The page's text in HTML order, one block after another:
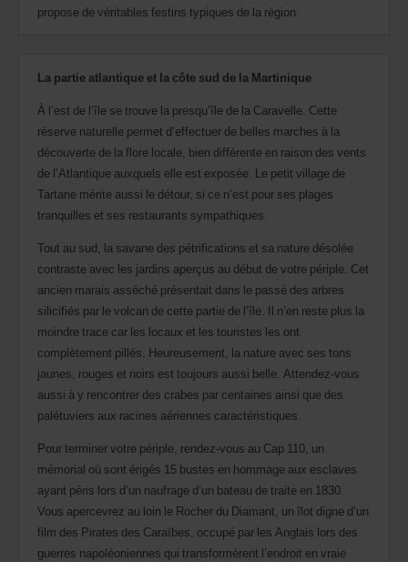
propose de véritables festins typiques de la région.
La partie atlantique et la côte sud de la Martinique
À l’est de l’île se trouve la presqu’île de la Caravelle. Cette
réserve naturelle permet d’effectuer de belles marches à la
découverte de la flore locale, bien différente en raison des vents
de l’Atlantique auxquels elle est exposée. Le petit village de
Tartane mérite aussi le détour, si ce n’est pour ses plages
tranquilles et ses restaurants sympathiques.
Tout au sud, la savane des pétrifications et sa nature désolée
contraste avec les jardins aperçus au début de votre périple. Cet
ancien marais asséché présentait dans le passé des arbres
silicifiés par le volcan de cette partie de l’île. Il n’en reste plus la
moindre trace car les locaux et les touristes les ont
complètement pillés. Heureusement, la nature avec ses tons
jaunes, rouges et noirs est toujours aussi belle. Attendez-vous
aussi à y rencontrer des crabes par centaines ainsi que des
palétuviers aux racines aériennes caractéristiques.
Pour terminer votre périple, rendez-vous au Cap 110, un
mémorial où sont érigés 15 bustes en hommage aux esclaves
ayant péris lors d’un naufrage d’un bateau de traite en 1830.
Vous apercevrez au loin le Rocher du Diamant, un îlot digne d’un
film des Pirates des Caraïbes, occupé par les Anglais lors des
guerres napoléoniennes qui transformèrent l’endroit en vraie